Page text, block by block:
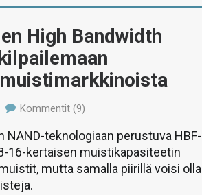
High Bandwidth
Kommentit (9)
teknologiaan perustuva HBF-
16-kertaisen muistikapasiteetin
mutta samalla piirillä voisi olla